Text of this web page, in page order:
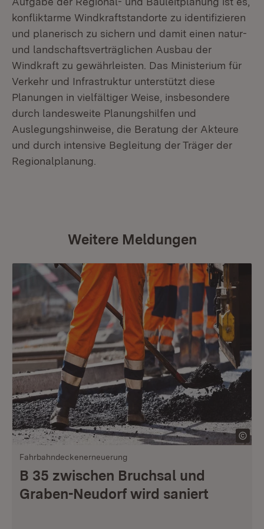
konfliktarme Windkraftstandorte zu identifizieren
und planerisch zu sichern und damit einen natur-
und landschaftsverträglichen Ausbau der
Windkraft zu gewährleisten. Das Ministerium für
Verkehr und Infrastruktur unterstützt diese
Planungen in vielfältiger Weise, insbesondere
durch landesweite Planungshilfen und
Auslegungshinweise, die Beratung der Akteure
und durch intensive Begleitung der Träger der
Regionalplanung.
Weitere Meldungen
Fahrbahndeckenerneuerung
B 35 zwischen Bruchsal und
Graben-Neudorf wird saniert